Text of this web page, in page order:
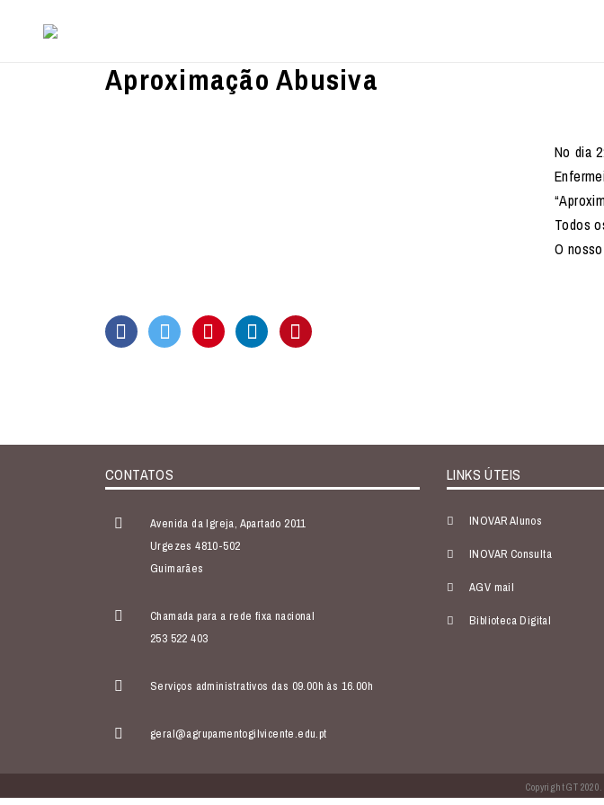
Aproximação Abusiva
No dia
Todos
O
CONTATOS
Avenida da Igreja, Apartado 2011
Urgezes 4810-502
Guimarães
Chamada para a rede fixa nacional
253 522 403
Serviços administrativos das 09.00h às 16.00h
geral@agrupamentogilvicente.edu.pt
LINKS ÚTEIS
INOVAR Alunos
INOVAR Consulta
AGV mail
Biblioteca Digital
Copyright GT